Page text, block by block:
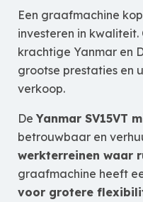
Een graafmachine
investeren in
krachtige Yanmar en
grootse prestaties en
verkoop.
De Yanmar SV15VT
betrouwbaar en
werkterreinen waar
graafmachine heeft
voor grotere